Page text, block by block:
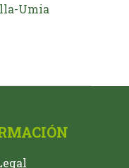
Umia